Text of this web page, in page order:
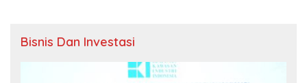
Bisnis Dan Investasi